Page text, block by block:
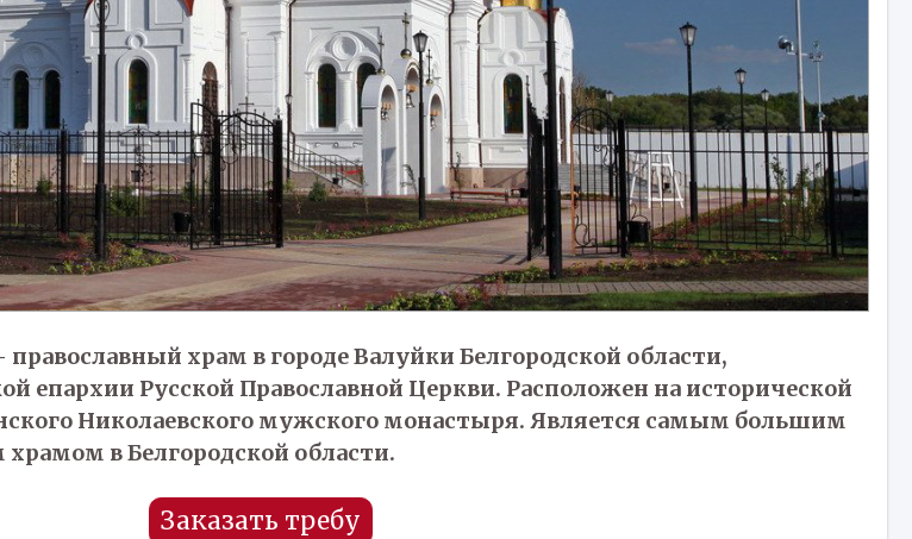
храм в городе Валуйки Белгородской области,
епархии Русской Православной Церкви. Расположен на исторической
Николаевского мужского монастыря. Является самым большим
в Белгородской области.
Заказать требу